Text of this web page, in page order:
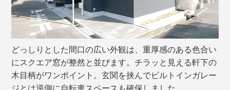
どっしりとした間口の広い外観は、重厚感のある色合い
にスクエア窓が整然と並びます。チラッと見える軒下の
木目柄がワンポイント。玄関を挟んでビルトインガレー
ジとは逆側に自転車スペースも確保しました。